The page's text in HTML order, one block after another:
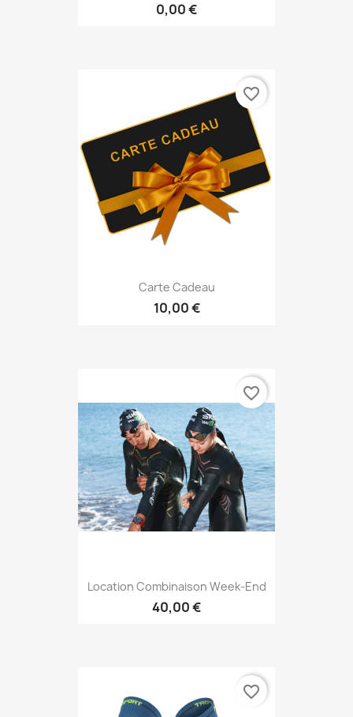
0,00 €
Carte Cadeau
10,00 €
favorite_border
Location Combinaison Week-End
40,00 €
favorite_border
favorite_border